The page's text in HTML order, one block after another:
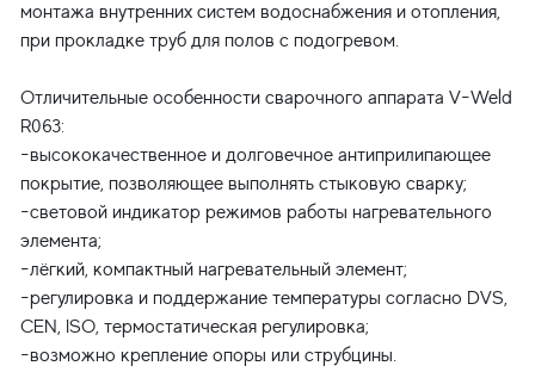
монтажа внутренних систем водоснабжения и отопления,
при прокладке труб для полов с подогревом.
Отличительные особенности сварочного аппарата V-Weld
R063:
-высококачественное и долговечное антиприлипающее
покрытие, позволяющее выполнять стыковую сварку;
-световой индикатор режимов работы нагревательного
элемента;
-лёгкий, компактный нагревательный элемент;
-регулировка и поддержание температуры согласно DVS,
CEN, ISO, термостатическая регулировка;
-возможно крепление опоры или струбцины.